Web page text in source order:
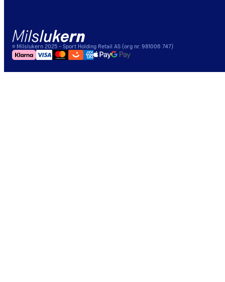
© Milslukern 2025 - Sport Holding Retail AS (org nr. 981006 747)